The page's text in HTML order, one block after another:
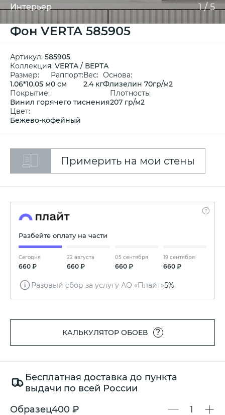
Интерьер 1/5
Фон VERTA 585905
Артикул: 585905
Коллекция: VERTA / ВЕРТА
Размер:
1.06*10.05 м
Раппорт:
0 см
Вес:
2.4 кг
Основа:
Флизелин 70гр/м2
Покрытие:
Винил горячего тиснения
Плотность:
207 гр/м2
Цвет:
Бежево-кофейный
Примерить на мои стены
Разбейте оплату на части
Сегодня
660 ₽
22 августа
660 ₽
05 сентября
660 ₽
19 сентября
660 ₽
Разовый сбор за услугу АО «Плайт»5%
КАЛЬКУЛЯТОР ОБОЕВ ?
Бесплатная доставка до пункта
выдачи по всей России
Образец400 ₽